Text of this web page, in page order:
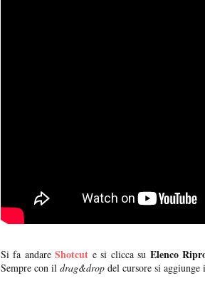
Si fa andare Shotcut e si clicca su Elenco
Sempre con il drag&drop del cursore si